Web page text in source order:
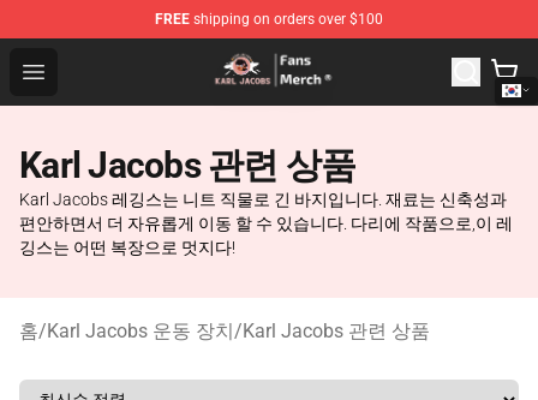
FREE shipping on orders over $100
Open menu
Karl Jacobs Store - Official Karl Jacobs Merchandise
Karl Jacobs 관련 상품
Karl Jacobs 레깅스는 니트 직물로 긴 바지입니다. 재료는 신축성과
편안하면서 더 자유롭게 이동 할 수 있습니다. 다리에 작품으로,이 레
깅스는 어떤 복장으로 멋지다!
홈/Karl Jacobs 운동 장치/Karl Jacobs 관련 상품